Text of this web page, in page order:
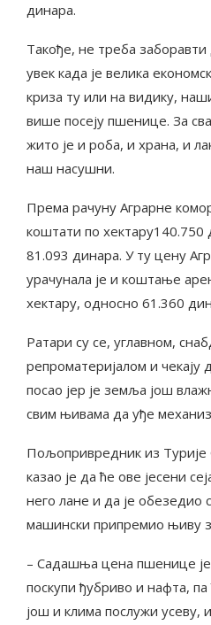
динара.
Такође, не треба заборавти
увек када је велика
криза ту или на видику,
више посеју пшенице. За
жито је и роба, и храна, и
наш насушни.
Према рачуну Аграрне
коштати по хектару140.750
81.093 динара. У ту цену
урачунала је и коштање
хектару, односно 61.360
Ратари су се, углавном,
репроматеријалом и
посао јер је земља још
свим њивама да уђе
Пољопривредник из Турије
казао је да ће ове јесени
него лане и да је обезедио
машински припремио њиву
– Садашња цена пшенице
поскупи ђубриво и нафта,
још и клима послужи усеву,